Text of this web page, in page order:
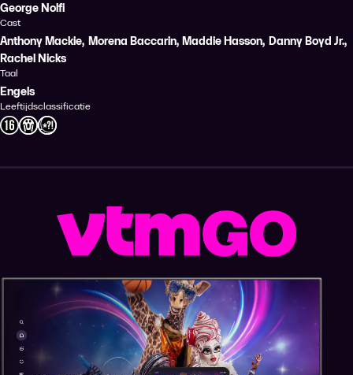
George Nolfi
Cast
Anthony Mackie, Morena Baccarin, Maddie Hasson, Danny Boyd Jr.,
Rachel Nicks
Taal
Engels
Leeftijdsclassificatie